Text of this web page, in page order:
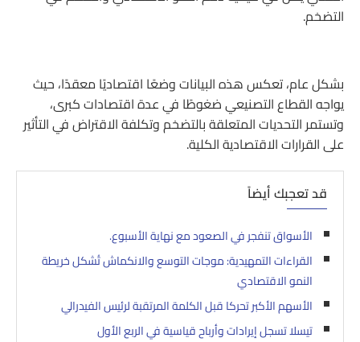
التضخم.
بشكل عام، تعكس هذه البيانات وضعًا اقتصاديًا معقدًا، حيث
يواجه القطاع التصنيعي ضغوطًا في عدة اقتصادات كبرى،
وتستمر التحديات المتعلقة بالتضخم وتكلفة الاقتراض في التأثير
على القرارات الاقتصادية الكلية.
قد تعجبك أيضاً
الأسواق تنفجر في الصعود مع نهاية الأسبوع.
القراءات التمهيدية: موجات التوسع والانكماش تُشكل خريطة
النمو الاقتصادي
الأسهم الأكبر تحركا قبل الكلمة المرتقبة لرئيس الفيدرالي
تيسلا تسجل إيرادات وأرباح قياسية في الربع الأول